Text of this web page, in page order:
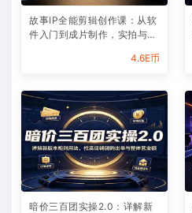
故事IP全能剪辑创作课：从软
件入门到成片制作，实拍与AI
4.6E币
暗价三百团实操2.0：详解新